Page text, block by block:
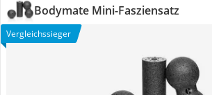
Bodymate Mini-Fasziensatz
Vergleichssieger